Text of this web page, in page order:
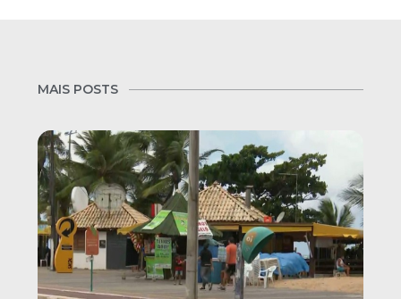
MAIS POSTS